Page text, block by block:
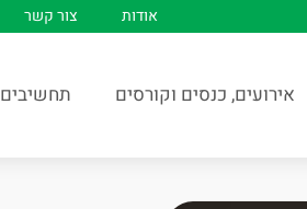
אודות צור קשר
אירועים, כנסים וקורסים תחשיבים